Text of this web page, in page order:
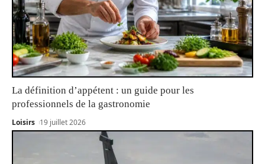
La définition d’appétent : un guide pour les
professionnels de la gastronomie
Loisirs 19 juillet 2026